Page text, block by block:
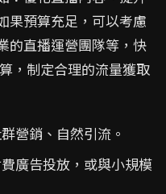
果預算充足，可以考慮
的直播運營團隊等，快
，制定合理的流量獲取
營銷、自然引流。
廣告投放，或與小規模